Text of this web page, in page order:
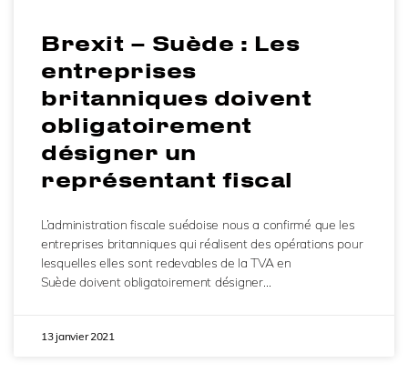
Brexit – Suède : Les
entreprises
britanniques doivent
obligatoirement
désigner un
représentant fiscal
L’administration fiscale suédoise nous a confirmé que les
entreprises britanniques qui réalisent des opérations pour
lesquelles elles sont redevables de la TVA en
Suède doivent obligatoirement désigner…
13 janvier 2021